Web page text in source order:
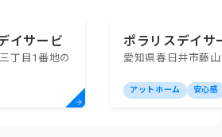
イサービ
蔵寺
丁目1番地の
ポラリスデイサ
ー藤山台
愛知県春日井市藤
アットホーム 安心感